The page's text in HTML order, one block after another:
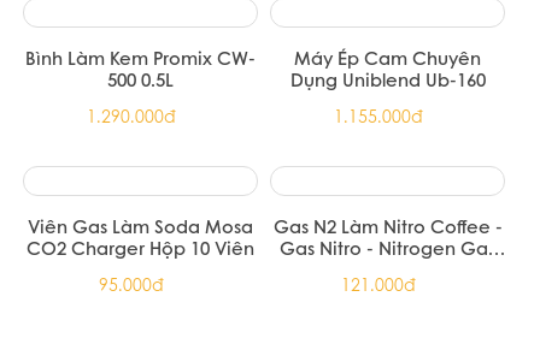
Bình Làm Kem Promix CW-
500 0.5L
1.290.000đ
Máy Ép Cam Chuyên
Dụng Uniblend Ub-160
1.155.000đ
Viên Gas Làm Soda Mosa
CO2 Charger Hộp 10 Viên
95.000đ
Gas N2 Làm Nitro Coffee -
Gas Nitro - Nitrogen Gas
121.000đ